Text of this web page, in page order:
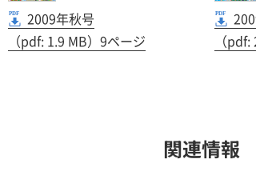
2009年秋号
（pdf: 1.9 MB）9ページ
（
関連情報